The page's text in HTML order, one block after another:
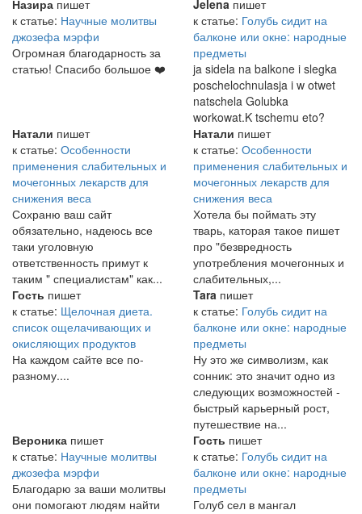
Назира пишет
к статье: Научные молитвы
джозефа мэрфи
Огромная благодарность за
статью! Спасибо большое ❤️
Jelena пишет
к статье: Голубь сидит на
балконе или окне: народные
предметы
ja sidela na balkone i slegka
poschelochnulasja i w otwet
natschela Golubka
workowat.K tschemu eto?
Натали пишет
к статье: Особенности
применения слабительных и
мочегонных лекарств для
снижения веса
Сохраню ваш сайт
обязательно, надеюсь все
таки уголовную
ответственность примут к
таким " специалистам" как...
Натали пишет
к статье: Особенности
применения слабительных и
мочегонных лекарств для
снижения веса
Хотела бы поймать эту
тварь, каторая такое пишет
про "безвредность
употребления мочегонных и
слабительных,...
Гость пишет
к статье: Щелочная диета.
список ощелачивающих и
окисляющих продуктов
На каждом сайте все по-
разному....
Tara пишет
к статье: Голубь сидит на
балконе или окне: народные
предметы
Ну это же символизм, как
сонник: это значит одно из
следующих возможностей -
быстрый карьерный рост,
путешествие на...
Вероника пишет
к статье: Научные молитвы
джозефа мэрфи
Благодарю за ваши молитвы
они помогают людям найти
Гость пишет
к статье: Голубь сидит на
балконе или окне: народные
предметы
Голуб сел в мангал